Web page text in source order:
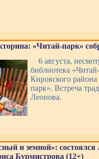
«Читай-парк»
6 августа,
библиотека
Кировского
парк». Встреча
Леонова.
и земной»:
Бурмистрова (12+)